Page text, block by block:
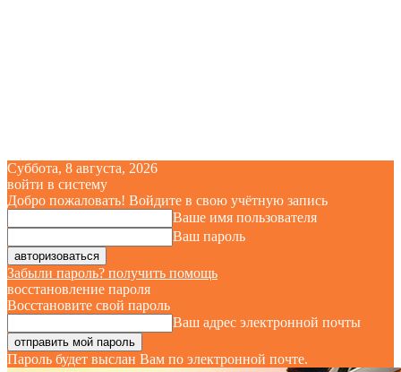
Суббота, 8 августа, 2026
войти в систему
Добро пожаловать! Войдите в свою учётную запись
Ваше имя пользователя
Ваш пароль
Забыли пароль? получить помощь
восстановление пароля
Восстановите свой пароль
Ваш адрес электронной почты
Пароль будет выслан Вам по электронной почте.